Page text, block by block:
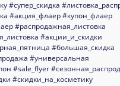
#супер_скидка
#акция_флаер#купон_флаер
#распродажная_листовка
#акции_и_скидки
#большая_скидка
#универсальная
#sale_flyer
#скидки_на_косметику